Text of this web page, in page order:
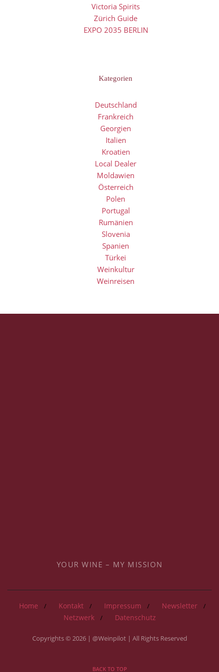
Victoria Spirits
Zürich Guide
EXPO 2035 BERLIN
Kategorien
Deutschland
Frankreich
Georgien
Italien
Kroatien
Local Dealer
Moldawien
Österreich
Polen
Portugal
Rumänien
Slovenia
Spanien
Türkei
Weinkultur
Weinreisen
YOUR WINE – MY MISSION
Home Kontakt Impressum
Newsletter
Netzwerk
Datenschutz
Copyrights © 2026 | @Weinpilot | All Rights Reserved
BACK TO TOP